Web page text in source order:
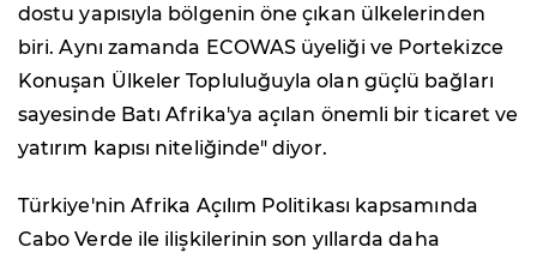
dostu yapısıyla bölgenin öne çıkan ülkelerinden
biri. Aynı zamanda ECOWAS üyeliği ve Portekizce
Konuşan Ülkeler Topluluğuyla olan güçlü bağları
sayesinde Batı Afrika'ya açılan önemli bir ticaret ve
yatırım kapısı niteliğinde" diyor.
Türkiye'nin Afrika Açılım Politikası kapsamında
Cabo Verde ile ilişkilerinin son yıllarda daha